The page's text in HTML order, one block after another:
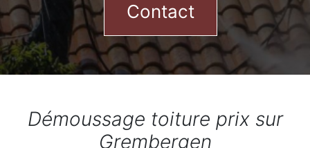
Contact
Démoussage toiture prix sur
Grembergen